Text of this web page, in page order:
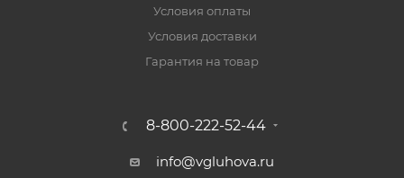
Условия оплаты
Условия доставки
Гарантия на товар
8-800-222-52-44
info@vgluhova.ru